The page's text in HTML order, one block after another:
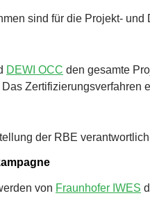
sind für die Projekt-
DEWI OCC den gesamte
Zertifizierungsverfahren
der RBE
von Fraunhofer IWES